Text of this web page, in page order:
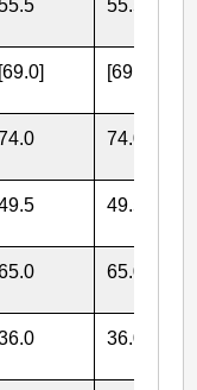
55.5
[69.0] [69.0]
74.0
49.5
65.0
36.0